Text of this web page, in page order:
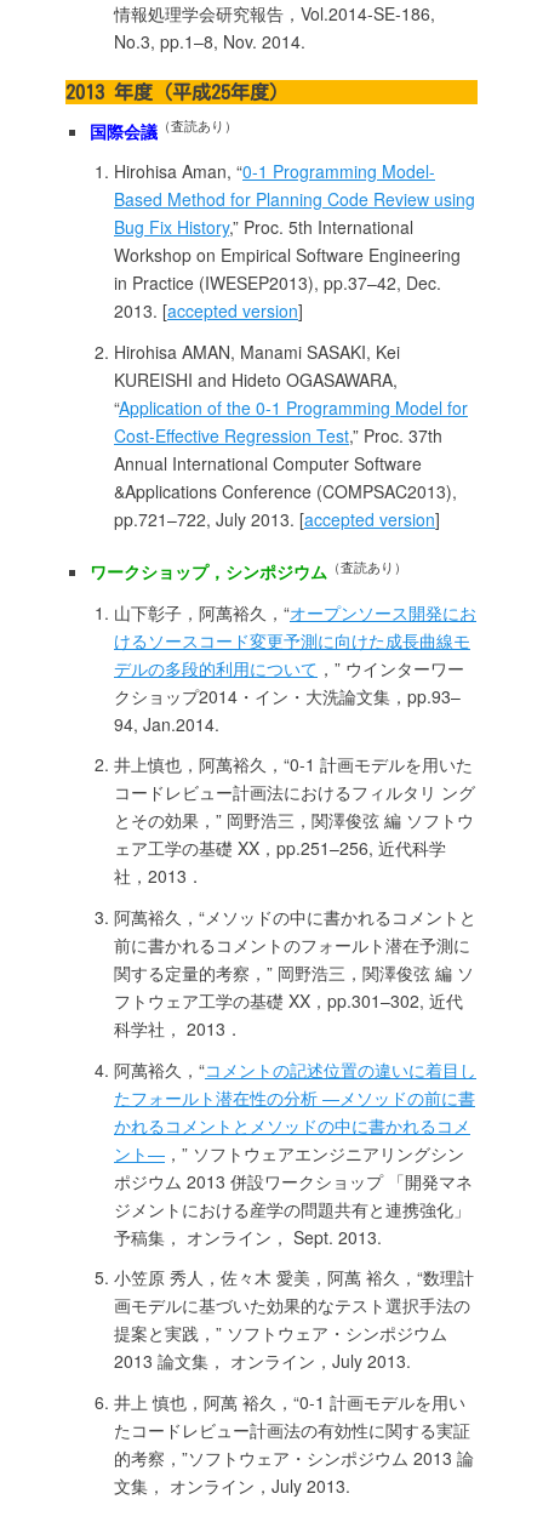
情報処理学会研究報告，Vol.2014-SE-186,
No.3, pp.1–8, Nov. 2014.
2013 年度（平成25年度）
国際会議 （査読あり）
Hirohisa Aman, “0-1 Programming Model-
Based Method for Planning Code Review using
Bug Fix History,” Proc. 5th International
Workshop on Empirical Software Engineering
in Practice (IWESEP2013), pp.37–42, Dec.
2013. [accepted version]
Hirohisa AMAN, Manami SASAKI, Kei
KUREISHI and Hideto OGASAWARA,
“Application of the 0-1 Programming Model for
Cost-Effective Regression Test,” Proc. 37th
Annual International Computer Software
&Applications Conference (COMPSAC2013),
pp.721–722, July 2013. [accepted version]
ワークショップ，シンポジウム （査読あり）
山下彰子，阿萬裕久，“オープンソース開発にお
けるソースコード変更予測に向けた成長曲線モ
デルの多段的利用について ，” ウインターワー
クショップ2014・イン・大洗論文集，pp.93–
94, Jan.2014.
井上慎也，阿萬裕久，“0-1 計画モデルを用いた
コードレビュー計画法におけるフィルタリ ング
とその効果，” 岡野浩三，関澤俊弦 編 ソフトウ
ェア工学の基礎 XX，pp.251–256, 近代科学
社，2013．
阿萬裕久，“メソッドの中に書かれるコメントと
前に書かれるコメントのフォールト潜在予測に
関する定量的考察，” 岡野浩三，関澤俊弦 編 ソ
フトウェア工学の基礎 XX，pp.301–302, 近代
科学社， 2013．
阿萬裕久，“コメントの記述位置の違いに着目し
たフォールト潜在性の分析 —メソッドの前に書
かれるコメントとメソッドの中に書かれるコメ
ント— ，” ソフトウェアエンジニアリングシン
ポジウム 2013 併設ワークショップ 「開発マネ
ジメントにおける産学の問題共有と連携強化」
予稿集， オンライン， Sept. 2013.
小笠原 秀人，佐々木 愛美，阿萬 裕久，“数理計
画モデルに基づいた効果的なテスト選択手法の
提案と実践，” ソフトウェア・シンポジウム
2013 論文集， オンライン，July 2013.
井上 慎也，阿萬 裕久，“0-1 計画モデルを用い
たコードレビュー計画法の有効性に関する実証
的考察，”ソフトウェア・シンポジウム 2013 論
文集， オンライン，July 2013.